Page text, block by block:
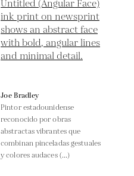
Joe Bradley
Pintor estadounidense
reconocido por obras
abstractas vibrantes que
combinan pinceladas gestuales
y colores audaces (...)